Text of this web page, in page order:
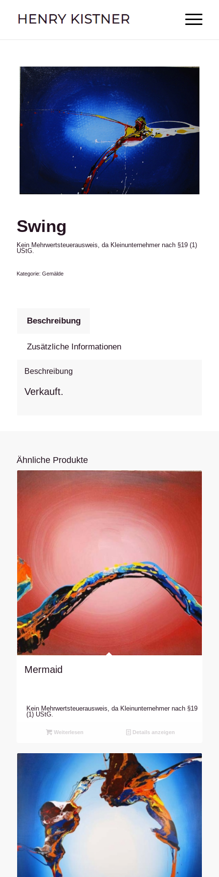
Swing
Kein Mehrwertsteuerausweis, da Kleinunternehmer nach §19 (1)
UStG.
Kategorie: Gemälde
Beschreibung
Zusätzliche Informationen
Beschreibung
Verkauft.
Ähnliche Produkte
Mermaid
Kein Mehrwertsteuerausweis, da Kleinunternehmer nach §19
(1) UStG.
Weiterlesen Details anzeigen